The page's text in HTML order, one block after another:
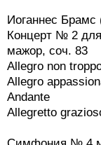
Иоганнес Брамс
Концерт № 2
мажор, соч. 83
Allegro non
Allegro
Andante
Allegretto